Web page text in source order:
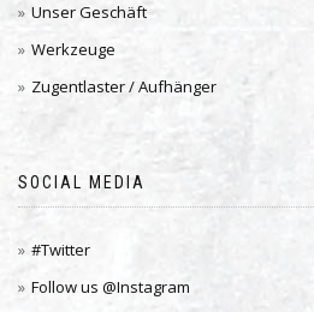
Unser Geschäft
Werkzeuge
Zugentlaster / Aufhänger
SOCIAL MEDIA
#Twitter
Follow us @Instagram